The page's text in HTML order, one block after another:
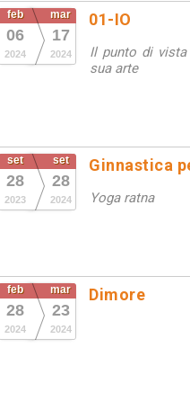
feb
06
2024
mar
17
2024
01-IO
Il punto di vista
sua arte
set
28
2023
set
28
2024
Ginnastica
Yoga ratna
feb
28
2024
mar
23
2024
Dimore